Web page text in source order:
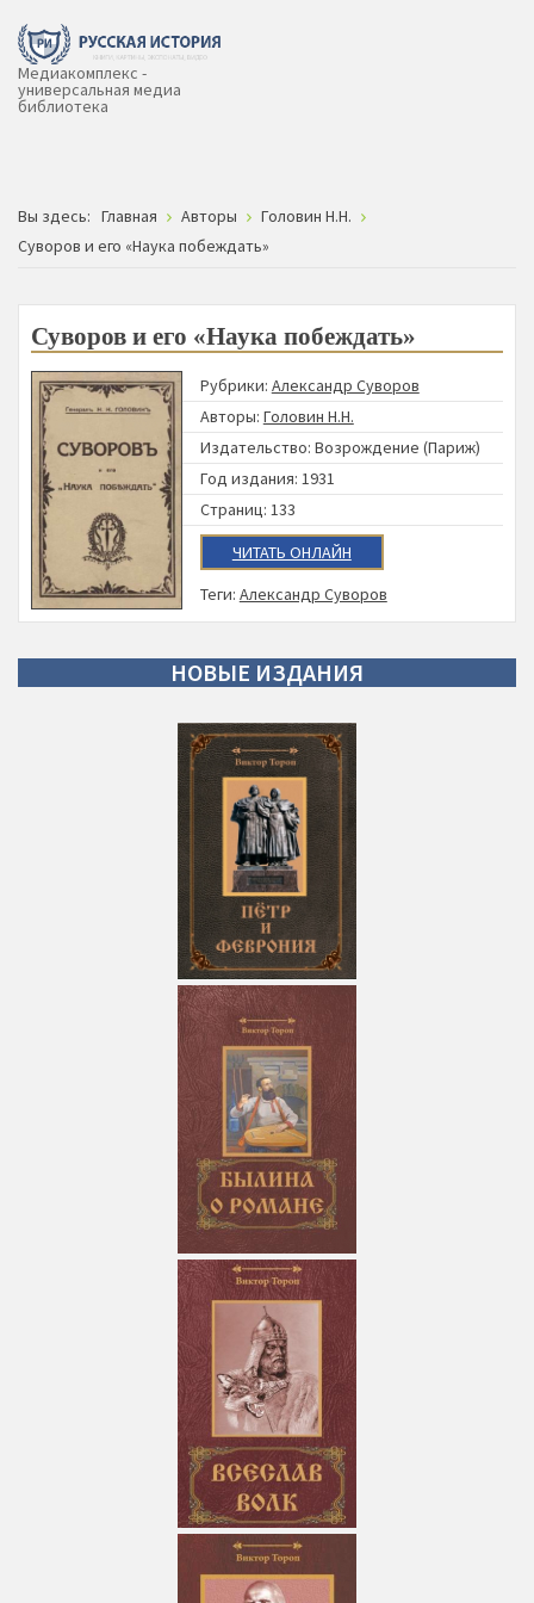
Медиакомплекс -
универсальная медиа
библиотека
Вы здесь: Главная Авторы
Головин Н.Н.
Суворов и его «Наука побеждать»
Суворов и его «Наука побеждать»
Рубрики: Александр Суворов
Авторы: Головин Н.Н.
Издательство: Возрождение (Париж)
Год издания: 1931
Страниц: 133
ЧИТАТЬ ОНЛАЙН
Теги: Александр Суворов
НОВЫЕ ИЗДАНИЯ